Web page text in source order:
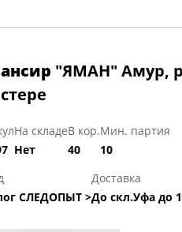
"ЯМАН" Амур,
На складе
Нет
В кор.
40
Мин. партия
10
СЛЕДОПЫТ >
Доставка
До скл.Уфа до